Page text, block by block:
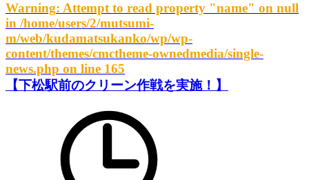
Warning: Attempt to read property "name" on null
in /home/users/2/mutsumi-
m/web/kudamatsukanko/wp/wp-
content/themes/cmctheme-ownedmedia/single-
news.php on line 165
【下松駅前のクリーン作戦を実施！】